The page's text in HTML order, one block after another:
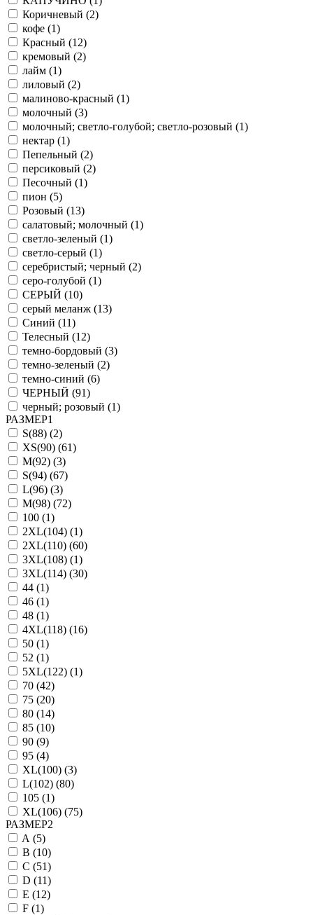
Коричневый (2)
кофе (1)
Красный (12)
кремовый (2)
лайм (1)
лиловый (2)
малиново-красный (1)
молочный (3)
молочный; светло-голубой; светло-розовый (1)
нектар (1)
Пепельный (2)
персиковый (2)
Песочный (1)
пион (5)
Розовый (13)
салатовый; молочный (1)
светло-зеленый (1)
светло-серый (1)
серебристый; черный (2)
серо-голубой (1)
СЕРЫЙ (10)
серый меланж (13)
Синий (11)
Телесный (12)
темно-бордовый (3)
темно-зеленый (2)
темно-синий (6)
ЧЕРНЫЙ (91)
черный; розовый (1)
РАЗМЕР1
S(88) (2)
XS(90) (61)
M(92) (3)
S(94) (67)
L(96) (3)
M(98) (72)
100 (1)
2XL(104) (1)
2XL(110) (60)
3XL(108) (1)
3XL(114) (30)
44 (1)
46 (1)
48 (1)
4XL(118) (16)
50 (1)
52 (1)
5XL(122) (1)
70 (42)
75 (20)
80 (14)
85 (10)
90 (9)
95 (4)
XL(100) (3)
L(102) (80)
105 (1)
XL(106) (75)
РАЗМЕР2
A (5)
B (10)
C (51)
D (11)
E (12)
F (1)